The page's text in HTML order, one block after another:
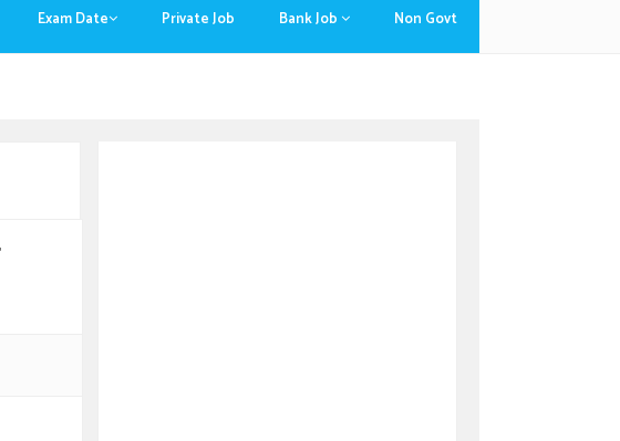
Exam Date Private Job Bank Job Non Govt